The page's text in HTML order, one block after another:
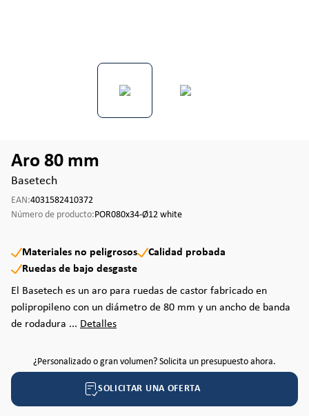
Aro 80 mm
Basetech
EAN:4031582410372
Número de producto:POR080x34-Ø12 white
Materiales no peligrosos
Calidad probada
Ruedas de bajo desgaste
El Basetech es un aro para ruedas de castor fabricado en
polipropileno con un diámetro de 80 mm y un ancho de banda
de rodadura ... Detalles
¿Personalizado o gran volumen? Solicita un presupuesto ahora.
SOLICITAR UNA OFERTA